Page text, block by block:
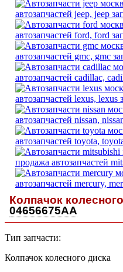
Колпачок
04656675AA
Тип запчасти:
Колпачок колесного диска